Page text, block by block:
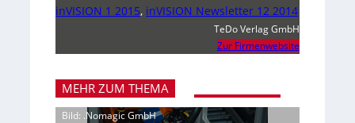
inVISION 1 2015, inVISION Newsletter 12 2014
TeDo Verlag GmbH
Zur Firmenwebsite
MEHR ZUM THEMA
Bild: .Nomagic GmbH